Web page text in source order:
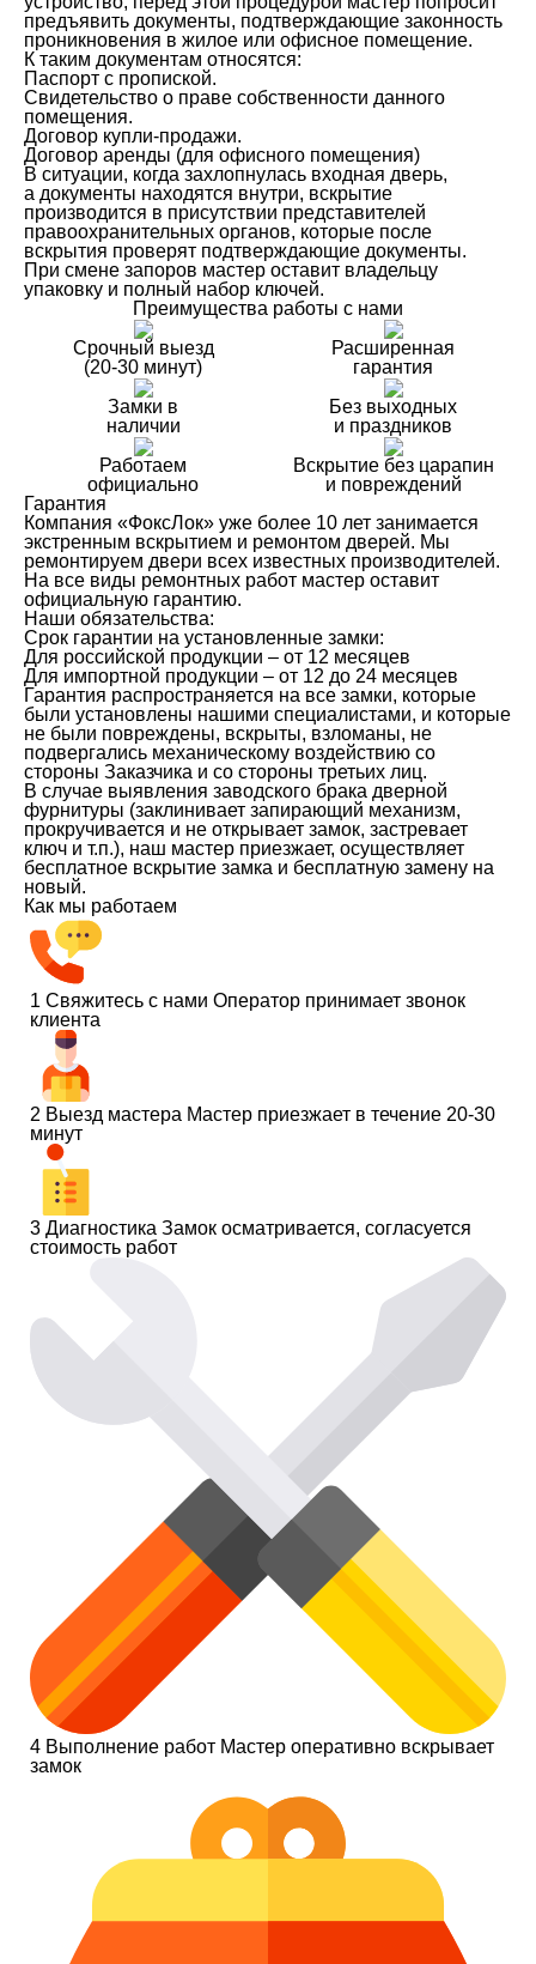
предъявить документы, подтверждающие законность
проникновения в жилое или офисное помещение.
К таким документам относятся:
Паспорт с пропиской.
Свидетельство о праве собственности данного
помещения.
Договор купли-продажи.
Договор аренды (для офисного помещения)
В ситуации, когда захлопнулась входная дверь,
а документы находятся внутри, вскрытие
производится в присутствии представителей
правоохранительных органов, которые после
вскрытия проверят подтверждающие документы.
При смене запоров мастер оставит владельцу
упаковку и полный набор ключей.
Преимущества работы с нами
Срочный выезд
(20-30 минут)
Расширенная
гарантия
Замки в
наличии
Без выходных
и праздников
Работаем
официально
Вскрытие без царапин
и повреждений
Гарантия
Компания «ФоксЛок» уже более 10 лет занимается
экстренным вскрытием и ремонтом дверей. Мы
ремонтируем двери всех известных производителей.
На все виды ремонтных работ мастер оставит
официальную гарантию.
Наши обязательства:
Срок гарантии на установленные замки:
Для российской продукции – от 12 месяцев
Для импортной продукции – от 12 до 24 месяцев
Гарантия распространяется на все замки, которые
были установлены нашими специалистами, и которые
не были повреждены, вскрыты, взломаны, не
подвергались механическому воздействию со
стороны Заказчика и со стороны третьих лиц.
В случае выявления заводского брака дверной
фурнитуры (заклинивает запирающий механизм,
прокручивается и не открывает замок, застревает
ключ и т.п.), наш мастер приезжает, осуществляет
бесплатное вскрытие замка и бесплатную замену на
новый.
Как мы работаем
1 Свяжитесь с нами Оператор принимает звонок
клиента
2 Выезд мастера Мастер приезжает в течение 20-30
минут
3 Диагностика Замок осматривается, согласуется
стоимость работ
4 Выполнение работ Мастер оперативно вскрывает
замок